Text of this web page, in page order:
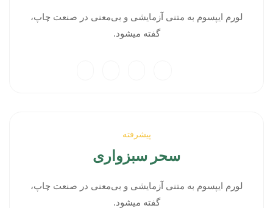
لورم ایپسوم به متنی آزمایشی و بی‌معنی در صنعت چاپ،
گفته میشود.
پیشرفته
سحر سبزواری
لورم ایپسوم به متنی آزمایشی و بی‌معنی در صنعت چاپ،
گفته میشود.